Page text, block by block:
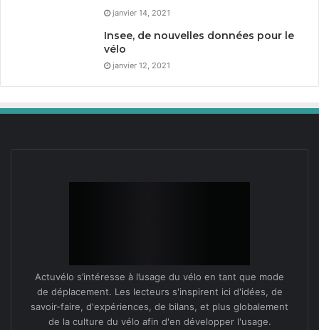
janvier 14, 2021
Insee, de nouvelles données pour le
vélo
janvier 12, 2021
Actuvélo s’intéresse à l’usage du vélo en tant que mode
de déplacement. Les lecteurs s'inspirent ici d'idées, de
savoir-faire, d'expériences, de bilans, et plus globalement
de la culture du vélo afin d'en développer l'usage.